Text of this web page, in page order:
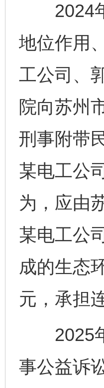
2024年
地位作用
工公司、
院向苏州
刑事附带
某电工公
为，应由
某电工公
成的生态
元，承担
2025年
事公益诉